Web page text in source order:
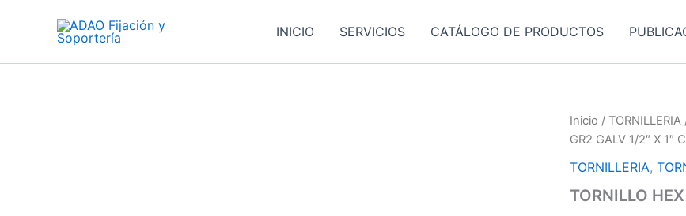
INICIO SERVICIOS CATÁLOGO DE PRODUCTOS
Inicio / TORNILLERIA
GR2 GALV 1/2″ X 1″
TORNILLERIA,
TORNILLO